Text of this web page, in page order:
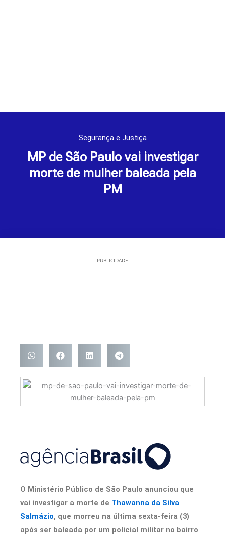
Segurança e Justiça
MP de São Paulo vai investigar
morte de mulher baleada pela
PM
PUBLICIDADE
O Ministério Público de São Paulo anunciou que
vai investigar a morte de Thawanna da Silva
Salmázio, que morreu na última sexta-feira (3)
após ser baleada por um policial militar no bairro